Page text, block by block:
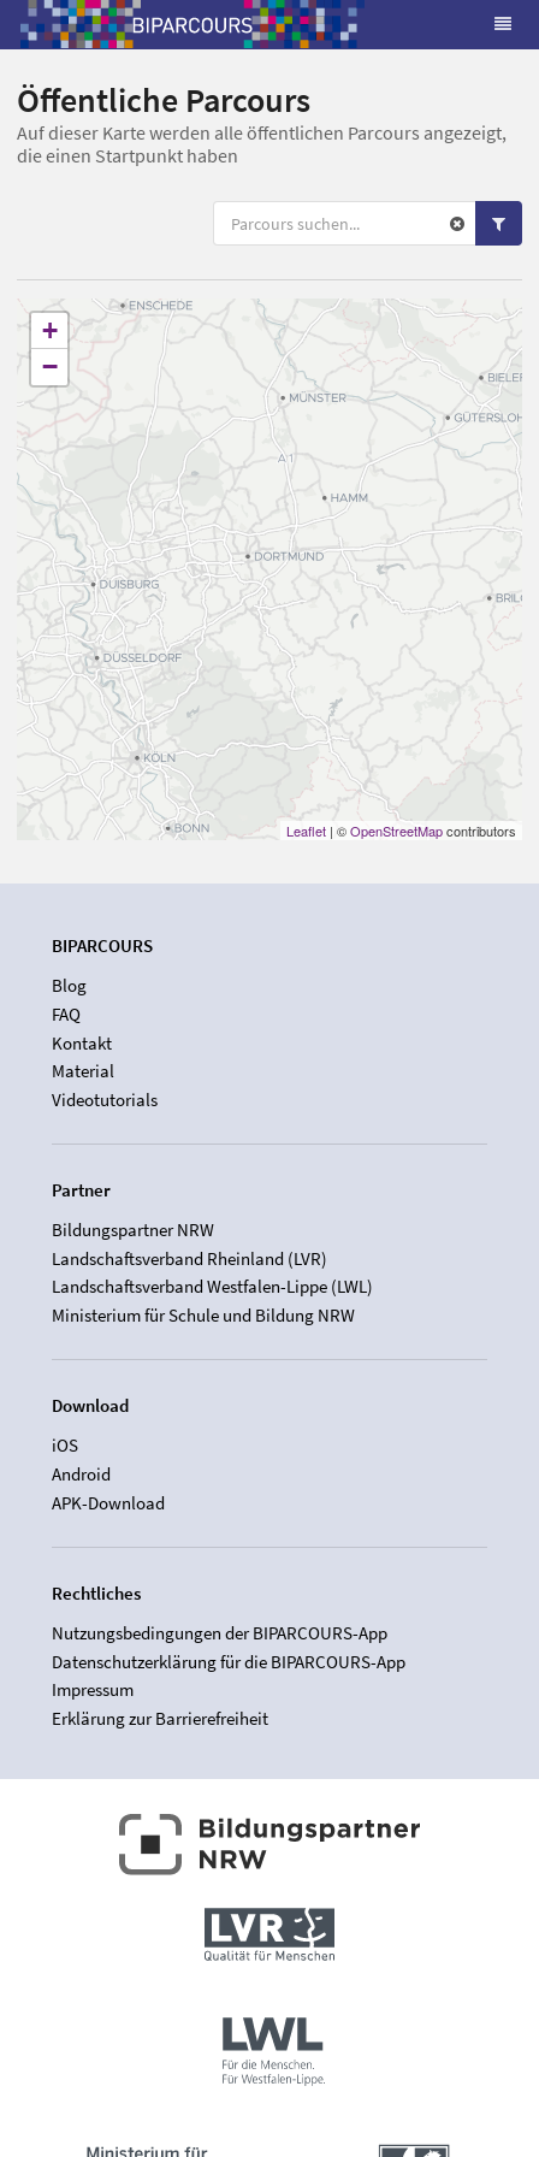
Öffentliche Parcours
Auf dieser Karte werden alle öffentlichen Parcours angezeigt,
die einen Startpunkt haben
+
−
Leaflet | ©OpenStreetMapcontributors
BIPARCOURS
Blog
FAQ
Kontakt
Material
Videotutorials
Partner
Bildungspartner NRW
Landschaftsverband Rheinland (LVR)
Landschaftsverband Westfalen-Lippe (LWL)
Ministerium für Schule und Bildung NRW
Download
iOS
Android
APK-Download
Rechtliches
Nutzungsbedingungen der BIPARCOURS-App
Datenschutzerklärung für die BIPARCOURS-App
Impressum
Erklärung zur Barrierefreiheit